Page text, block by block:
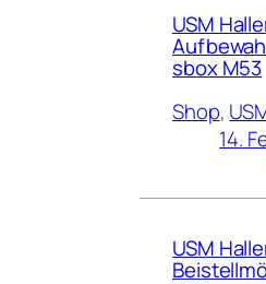
USM
sbox M53
Shop,
14.
USM